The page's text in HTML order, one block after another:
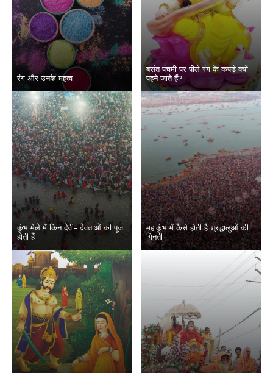
रंग और उनके महत्व
बसंत पंचमी पर पीले रंग के कपड़े क्यों
पहने जाते हैं?
कुंभ मेले में किन देवी- देवताओं की पूजा
होती हैं
महाकुंभ में कैसे होती है श्रद्धालुओं की
गिनती